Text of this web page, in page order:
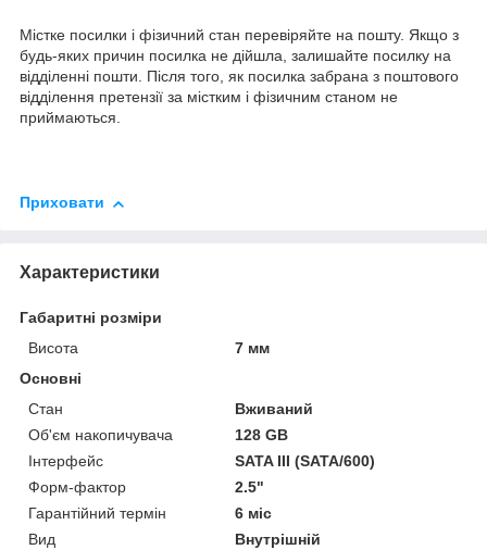
Містке посилки і фізичний стан перевіряйте на пошту. Якщо з
будь-яких причин посилка не дійшла, залишайте посилку на
відділенні пошти. Після того, як посилка забрана з поштового
відділення претензії за містким і фізичним станом не
приймаються.
Приховати
Характеристики
Габаритні розміри
Висота
7 мм
Основні
Стан
Вживаний
Об'єм накопичувача
128 GB
Інтерфейс
SATA III (SATA/600)
Форм-фактор
2.5"
Гарантійний термін
6 міс
Вид
Внутрішній